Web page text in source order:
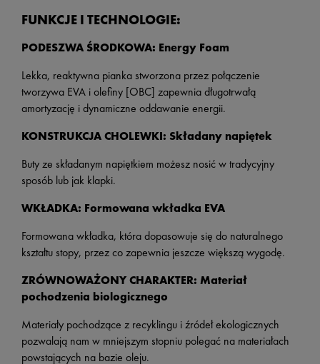
FUNKCJE I TECHNOLOGIE:
PODESZWA ŚRODKOWA: Energy Foam
Lekka, reaktywna pianka stworzona przez połączenie
tworzywa EVA i olefiny [OBC] zapewnia długotrwałą
amortyzację i dynamiczne oddawanie energii.
KONSTRUKCJA CHOLEWKI: Składany napiętek
Buty ze składanym napiętkiem możesz nosić w tradycyjny
sposób lub jak klapki.
WKŁADKA: Formowana wkładka EVA
Formowana wkładka, która dopasowuje się do naturalnego
kształtu stopy, przez co zapewnia jeszcze większą wygodę.
ZRÓWNOWAŻONY CHARAKTER: Materiał
pochodzenia biologicznego
Materiały pochodzące z recyklingu i źródeł ekologicznych
pozwalają nam w mniejszym stopniu polegać na materiałach
powstających na bazie oleju.